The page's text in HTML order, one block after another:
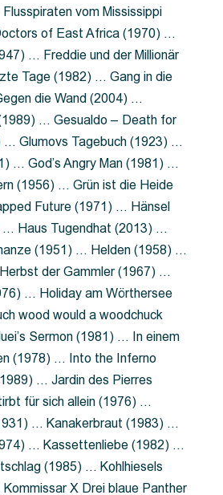
vom Mississippi
of East Africa (1970) …
… Freddie und der Millionär
Tage (1982) … Gang in die
die Wand (2004) …
… Gesualdo – Death for
… Glumovs Tagebuch (1923) …
… God’s Angry Man (1981) …
(1956) … Grün ist die Heide
Future (1971) … Hänsel
… Haus Tugendhat (2013) …
(1951) … Helden (1958) …
der Gammler (1967) …
… Holiday am Wörthersee
wood would a woodchuck
Sermon (1981) … In einem
(1978) … Into the Inferno
… Jardin des Pierres
für sich allein (1976) …
… Kanakerbraut (1983) …
… Kassettenliebe (1982) …
(1985) … Kohlhiesels
X Drei blaue Panther